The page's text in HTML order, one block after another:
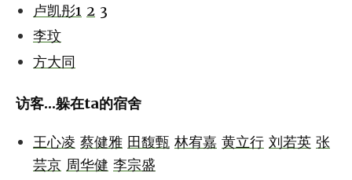
卢凯彤1 2 3
李玟
方大同
访客...躲在ta的宿舍
王心凌 蔡健雅 田馥甄 林宥嘉 黄立行 刘若英 张
芸京 周华健 李宗盛